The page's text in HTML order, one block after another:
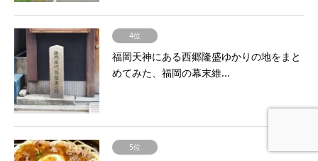
4位
福岡天神にある西郷隆盛ゆかりの地をまと
めてみた、福岡の幕末維...
5位